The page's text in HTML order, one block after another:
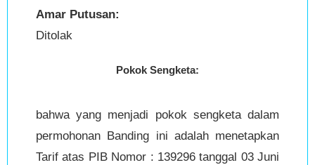
Amar Putusan:
Ditolak
Pokok Sengketa:
bahwa yang menjadi pokok sengketa dalam
permohonan Banding ini adalah menetapkan
Tarif atas PIB Nomor : 139296 tanggal 03 Juni